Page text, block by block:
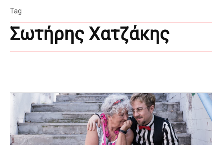
Σωτήρης Χατζάκης
Tag